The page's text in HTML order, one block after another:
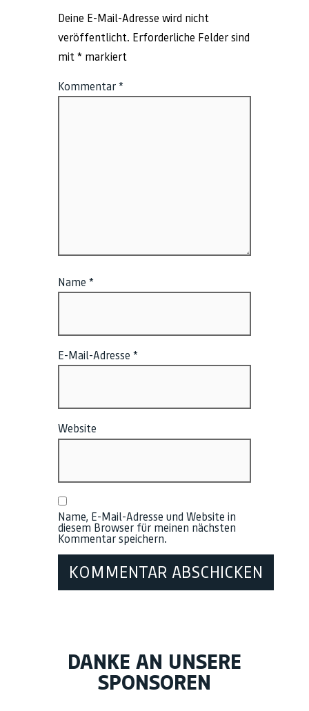
Deine E-Mail-Adresse wird nicht
veröffentlicht. Erforderliche Felder sind
mit * markiert
Kommentar *
Name *
E-Mail-Adresse *
Website
Name, E-Mail-Adresse und Website in
diesem Browser für meinen nächsten
Kommentar speichern.
DANKE AN UNSERE
SPONSOREN